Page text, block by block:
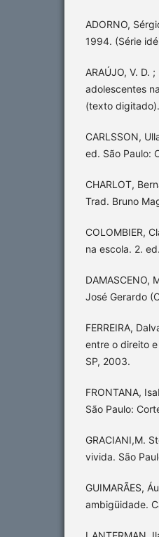
ADORNO,
1994. (Série
ARAÚJO, V. D.
adolescentes
(texto
CARLSSON,
ed. São Paulo:
CHARLOT,
Trad. Bruno
COLOMBIER,
na escola. 2.
DAMASCENO,
José Gerardo
FERREIRA,
entre o direito
SP, 2003.
FRONTANA,
São Paulo:
GRACIANI,M.
vivida. São
GUIMARÃES,
ambigüidade.